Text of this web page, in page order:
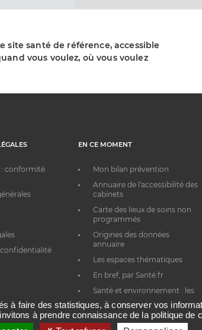
site santé de référence, accessible
vous voulez, où vous voulez
: conformité
EN CE MOMENT
Mon bilan prévention
Annuaire de l'accessibilité des
cabinets
Carte des lieux de soins non
programmés
Origines des données
annuaire
Les espaces thématiques
En bref, par Santé.fr
Santé et environnement : les
bons réflexes au quotidien
à faire des statistiques, à conserver vos
à prendre connaissance de la politique de